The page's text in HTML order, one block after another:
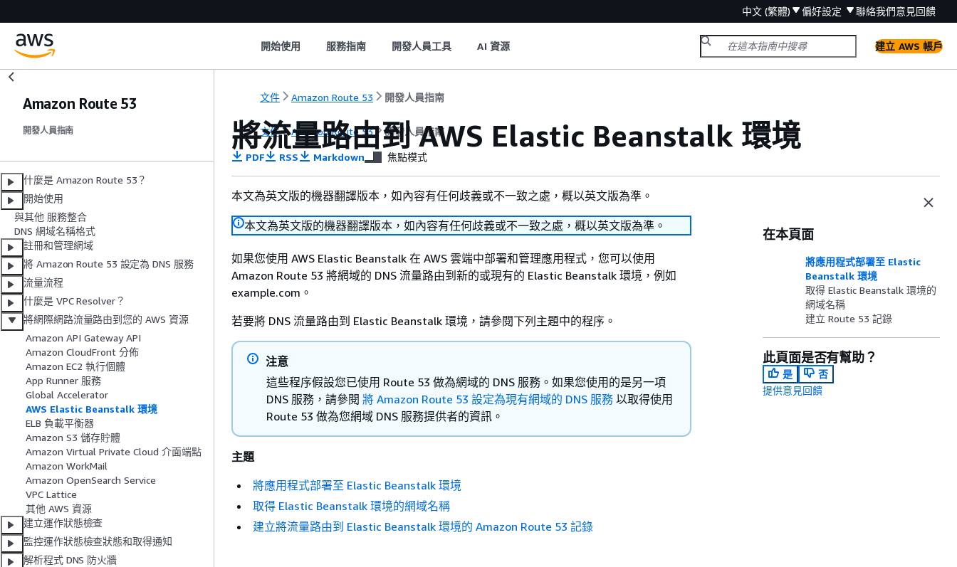
中文 (繁體) 偏好設定 聯絡我們意見回饋
開始使用 服務指南 開發人員工具 AI 資源 建立 AWS 帳戶
Amazon Route 53
開發人員指南
什麼是 Amazon Route 53？
開始使用
與其他 服務整合
DNS 網域名稱格式
註冊和管理網域
將 Amazon Route 53 設定為 DNS 服務
流量流程
什麼是 VPC Resolver？
將網際網路流量路由到您的 AWS 資源
Amazon API Gateway API
Amazon CloudFront 分佈
Amazon EC2 執行個體
App Runner 服務
Global Accelerator
AWS Elastic Beanstalk 環境
ELB 負載平衡器
Amazon S3 儲存貯體
Amazon Virtual Private Cloud 介面端點
Amazon WorkMail
Amazon OpenSearch Service
VPC Lattice
其他 AWS 資源
建立運作狀態檢查
監控運作狀態檢查狀態和取得通知
解析程式 DNS 防火牆
文件 Amazon Route 53 開發人員指南
文件 Amazon Route 53 開發人員指南
將流量路由到 AWS Elastic Beanstalk 環境
PDF RSS Markdown 焦點模式
本文為英文版的機器翻譯版本，如內容有任何歧義或不一致之處，概以英文版為準。
本文為英文版的機器翻譯版本，如內容有任何歧義或不一致之處，概以英文版為準。
如果您使用 AWS Elastic Beanstalk 在 AWS 雲端中部署和管理應用程式，您可以使用
Amazon Route 53 將網域的 DNS 流量路由到新的或現有的 Elastic Beanstalk 環境，例如
example.com。
若要將 DNS 流量路由到 Elastic Beanstalk 環境，請參閱下列主題中的程序。
注意
這些程序假設您已使用 Route 53 做為網域的 DNS 服務。如果您使用的是另一項
DNS 服務，請參閱 將 Amazon Route 53 設定為現有網域的 DNS 服務 以取得使用
Route 53 做為您網域 DNS 服務提供者的資訊。
主題
將應用程式部署至 Elastic Beanstalk 環境
取得 Elastic Beanstalk 環境的網域名稱
建立將流量路由到 Elastic Beanstalk 環境的 Amazon Route 53 記錄
在本頁面
將應用程式部署至 Elastic
Beanstalk 環境
取得 Elastic Beanstalk 環境的
網域名稱
建立 Route 53 記錄
此頁面是否有幫助？
是
否
提供意見回饋